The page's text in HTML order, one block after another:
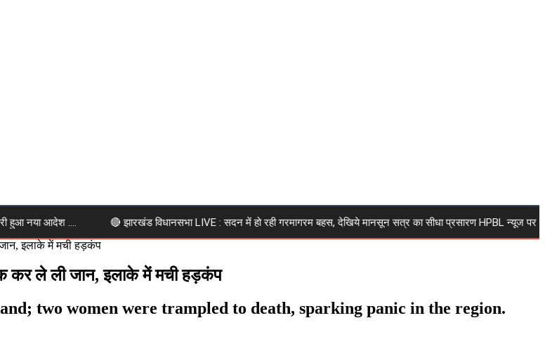
नया आदेश …. 🔴 झारखंड विधानसभा LIVE : सदन में हो रही गरमागरम बहस, देखिये मानसून सत्र का सीधा प्रसारण HPBL न्यूज पर
इलाके में मची हड़कंप
कर ले ली जान, इलाके में मची हड़कंप
two women were trampled to death, sparking panic in the region.